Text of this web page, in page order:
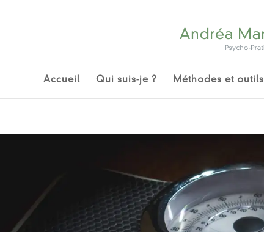
Accueil Qui suis-je ? Méthodes et outils